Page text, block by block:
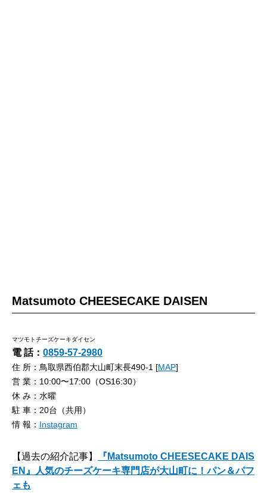
Matsumoto CHEESECAKE DAISEN
マツモトチーズケーキダイセン
電 話： 0859-57-2980
住 所：鳥取県西伯郡大山町末長490-1 [MAP]
営 業：10:00〜17:00（OS16:30）
休 み：水曜
駐 車：20台（共用）
情 報： Instagram
【過去の紹介記事】
『Matsumoto CHEESECAKE DAIS
EN』人気のチーズケーキ専門店が大山町に！パン＆パフ
ェも